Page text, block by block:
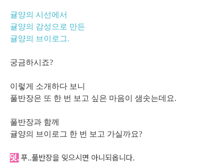
귤양의 시선에서
귤양의 감성으로 만든
귤양의 브이로그.
궁금하시죠?
이렇게 소개하다 보니
풀반장은 또 한 번 보고 싶은 마음이 샘솟는데요.
풀반장과 함께
귤양의 브이로그 한 번 보고 가실까요?
덧. 푸..풀반장을 잊으시면 아니되옵니다.